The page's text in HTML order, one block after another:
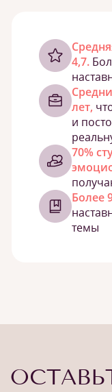
4,7.
лет,
и
70%
Более
темы